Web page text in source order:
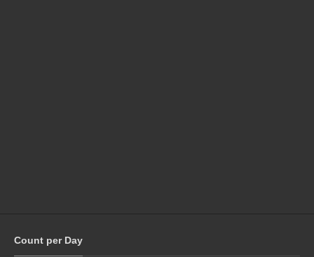
Count per Day